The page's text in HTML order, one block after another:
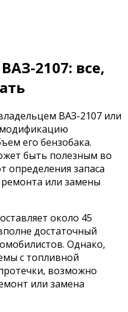
2107: все,
ВАЗ-2107 или
модификацию
его бензобака.
быть полезным во
определения запаса
или замены
около 45
достаточный
Однако,
с топливной
возможно
или замена